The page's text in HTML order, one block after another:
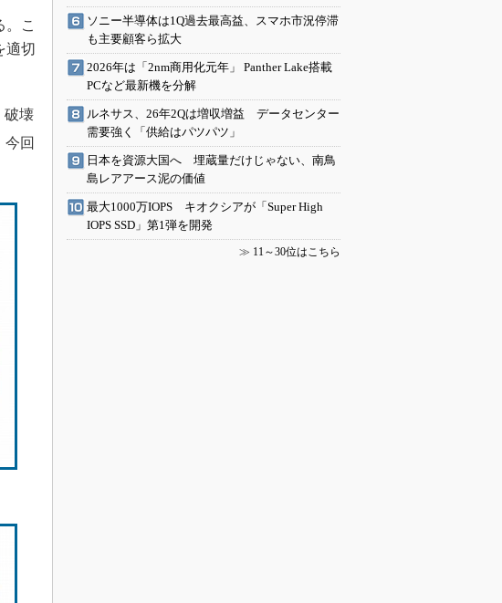
こ
適切
破壊
今回
ソニー半導体は1Q過去最高益、スマホ市況停滞
も主要顧客ら拡大
2026年は「2nm商用化元年」 Panther Lake搭載
PCなど最新機を分解
ルネサス、26年2Qは増収増益 データセンター
需要強く「供給はパツパツ」
日本を資源大国へ 埋蔵量だけじゃない、南鳥
島レアアース泥の価値
最大1000万IOPS キオクシアが「Super High
IOPS SSD」第1弾を開発
≫ 11～30位はこちら